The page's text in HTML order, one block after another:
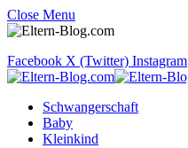
Close Menu
Facebook X (Twitter) Instagram
Schwangerschaft
Baby
Kleinkind